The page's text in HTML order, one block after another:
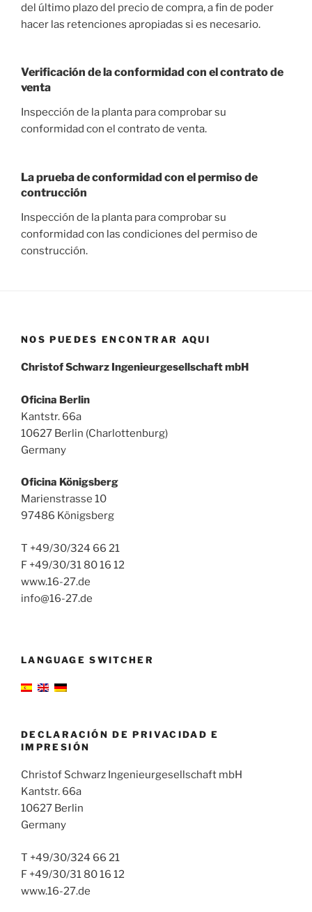
del último plazo del precio de compra, a fin de poder
hacer las retenciones apropiadas si es necesario.
Verificación de la conformidad con el contrato de
venta
Inspección de la planta para comprobar su
conformidad con el contrato de venta.
La prueba de conformidad con el permiso de
contrucción
Inspección de la planta para comprobar su
conformidad con las condiciones del permiso de
construcción.
NOS PUEDES ENCONTRAR AQUI
Christof Schwarz Ingenieurgesellschaft mbH
Oficina Berlin
Kantstr. 66a
10627 Berlin (Charlottenburg)
Germany
Oficina Königsberg
Marienstrasse 10
97486 Königsberg
T +49/30/324 66 21
F +49/30/31 80 16 12
www.16-27.de
info@16-27.de
LANGUAGE SWITCHER
DECLARACIÓN DE PRIVACIDAD E
IMPRESIÓN
Christof Schwarz Ingenieurgesellschaft mbH
Kantstr. 66a
10627 Berlin
Germany
T +49/30/324 66 21
F +49/30/31 80 16 12
www.16-27.de